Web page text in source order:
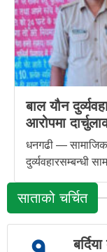
बाल यौन
आरोपमा
धनगढी —
दुर्व्यवहारसम्बन्धी
साताको चर्चित